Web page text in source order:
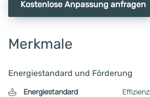
Kostenlose Anpassung anfragen
Merkmale
Energiestandard und Förderung
Energiestandard